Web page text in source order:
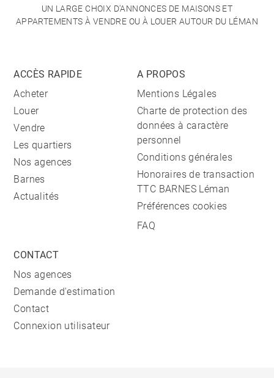
UN LARGE CHOIX D'ANNONCES DE MAISONS ET
APPARTEMENTS À VENDRE OU À LOUER AUTOUR DU LÉMAN
ACCÈS RAPIDE
Acheter
Louer
Vendre
Les quartiers
Nos agences
Barnes
Actualités
A PROPOS
Mentions Légales
Charte de protection des
données à caractère
personnel
Conditions générales
Honoraires de transaction
TTC BARNES Léman
Préférences cookies
FAQ
CONTACT
Nos agences
Demande d'estimation
Contact
Connexion utilisateur